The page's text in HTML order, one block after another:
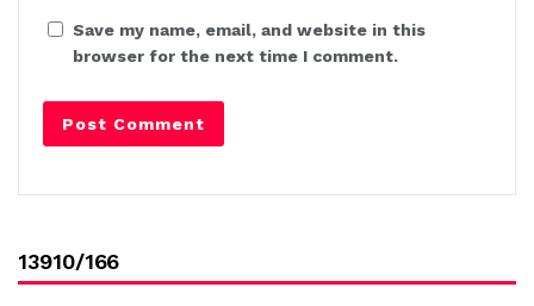
Save my name, email, and website in this
browser for the next time I comment.
13910/166